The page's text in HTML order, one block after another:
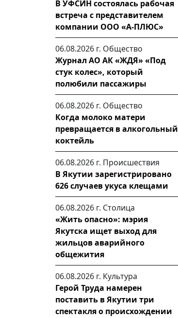
В УФСИН состоялась рабочая
встреча с представителем
компании ООО «А-ПЛЮС»
06.08.2026 г. Общество
Журнал АО АК «ЖДЯ» «Под
стук колес», который
полюбили пассажиры
06.08.2026 г. Общество
Когда молоко матери
превращается в алкогольный
коктейль
06.08.2026 г. Происшествия
В Якутии зарегистрировано
626 случаев укуса клещами
06.08.2026 г. Столица
«Жить опасно»: мэрия
Якутска ищет выход для
жильцов аварийного
общежития
06.08.2026 г. Культура
Герой Труда намерен
поставить в Якутии три
спектакля о происхождении